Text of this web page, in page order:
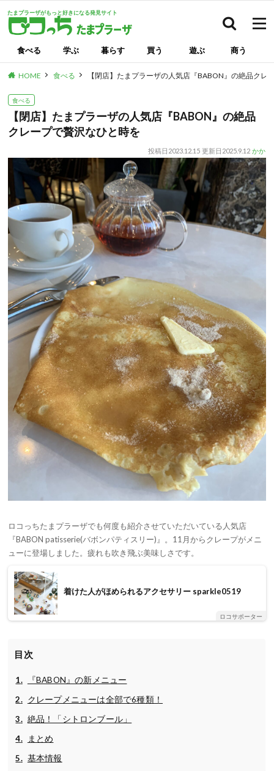
たまプラーザがもっと好きになる発見サイト
食べる 学ぶ 暮らす 買う 遊ぶ 商う
HOME 食べる 【閉店】たまプラーザの人気店『BABON』の絶品クレ
食べる
【閉店】たまプラーザの人気店『BABON』の絶品
クレープで贅沢なひと時を
投稿日 2023.12.15 更新日 2025.9.12 かか
ロコっちたまプラーザでも何度も紹介させていただいている人気店
『BABON patisserie(バボンパティスリー)』。11月からクレープがメニ
ューに登場しました。疲れも吹き飛ぶ美味しさです。
着けた人がほめられるアクセサリー sparkle0519
ロコサポーター
目次
『BABON』の新メニュー
クレープメニューは全部で6種類！
絶品！「シトロンブール」
まとめ
基本情報